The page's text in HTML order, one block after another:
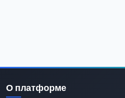
О платформе